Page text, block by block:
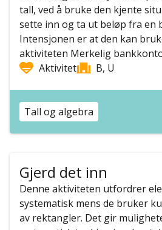
tall, ved å bruke den kjente
sette inn og ta ut beløp fra en
Intensjonen er at den kan
aktiviteten Merkelig bankkonto
Aktivitet
B, U
Tall og algebra
Gjerd det inn
Denne aktiviteten utfordrer
systematisk mens de bruker
av rektangler. Det gir